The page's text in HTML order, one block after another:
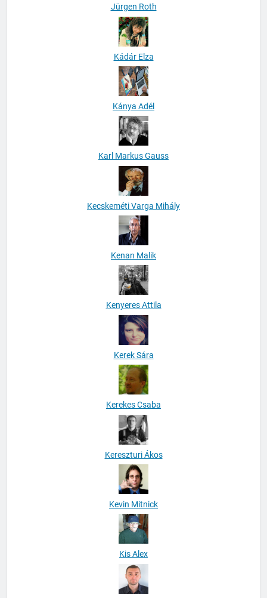
Jürgen Roth
Kádár Elza
Kánya Adél
Karl Markus Gauss
Kecskeméti Varga Mihály
Kenan Malik
Kenyeres Attila
Kerek Sára
Kerekes Csaba
Kereszturi Ákos
Kevin Mitnick
Kis Alex